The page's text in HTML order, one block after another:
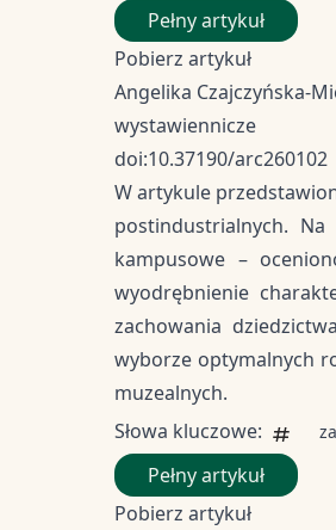
Pełny artykuł
Pobierz artykuł
Angelika Czajczyńska-
wystawiennicze
doi:10.37190/arc260102
W artykule
postindustrialnych.
kampusowe –
wyodrębnienie
zachowania
wyborze optymalnych
muzealnych.
Słowa kluczowe:
Pełny artykuł
Pobierz artykuł